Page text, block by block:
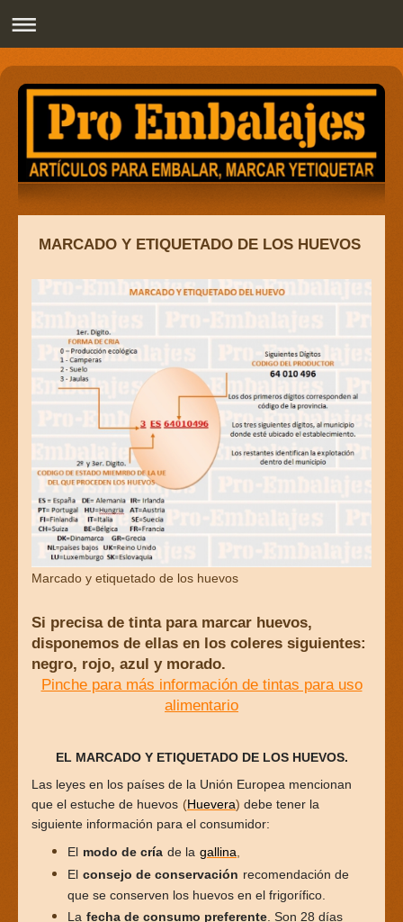
Pro Embalajes
MARCADO Y ETIQUETADO DE LOS HUEVOS
Marcado y etiquetado de los huevos
Si precisa de tinta para marcar huevos,
disponemos de ellas en los coleres siguientes:
negro, rojo, azul y morado.
Pinche para más información de tintas para uso
alimentario
EL MARCADO Y ETIQUETADO DE LOS HUEVOS.
Las leyes en los países de la Unión Europea mencionan
que el estuche de huevos (Huevera) debe tener la
siguiente información para el consumidor:
El modo de cría de la gallina
El consejo de conservación recomendación de
que se conserven los huevos en el frigorífico.
La fecha de consumo preferente . Son 28 días